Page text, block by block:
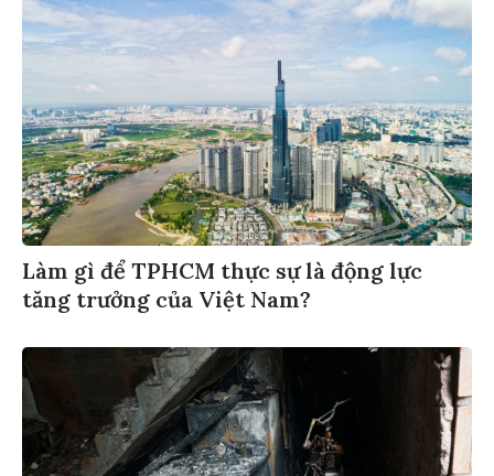
Làm gì để TPHCM thực sự là động lực
tăng trưởng của Việt Nam?